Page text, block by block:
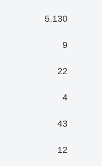
5,130
9
22
4
43
12